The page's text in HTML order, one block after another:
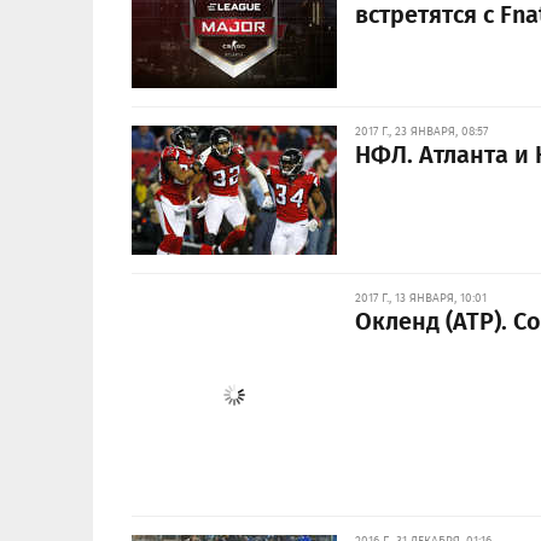
встретятся с
2017 Г., 23 ЯНВАРЯ, 08:57
НФЛ. Атланта и
2017 Г., 13 ЯНВАРЯ, 10:01
Окленд (АТР).